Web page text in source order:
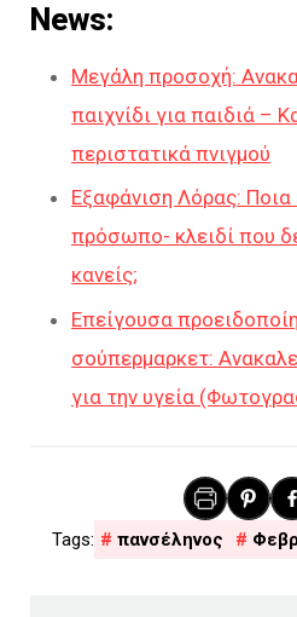
News:
Μεγάλη προσοχή:
παιχνίδι για παιδιά –
περιστατικά πνιγμού
Εξαφάνιση Λόρας: Ποια
πρόσωπο- κλειδί που
κανείς;
Επείγουσα
σούπερμαρκετ:
για την υγεία
πανσέληνος